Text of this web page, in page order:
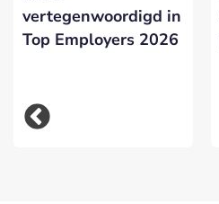
vertegenwoordigd in
Top Employers 2026